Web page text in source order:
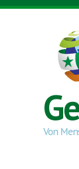
Skip to main content
Von